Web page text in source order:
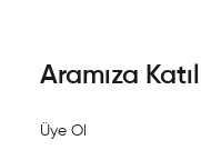
Aramıza Katıl
Üye Ol